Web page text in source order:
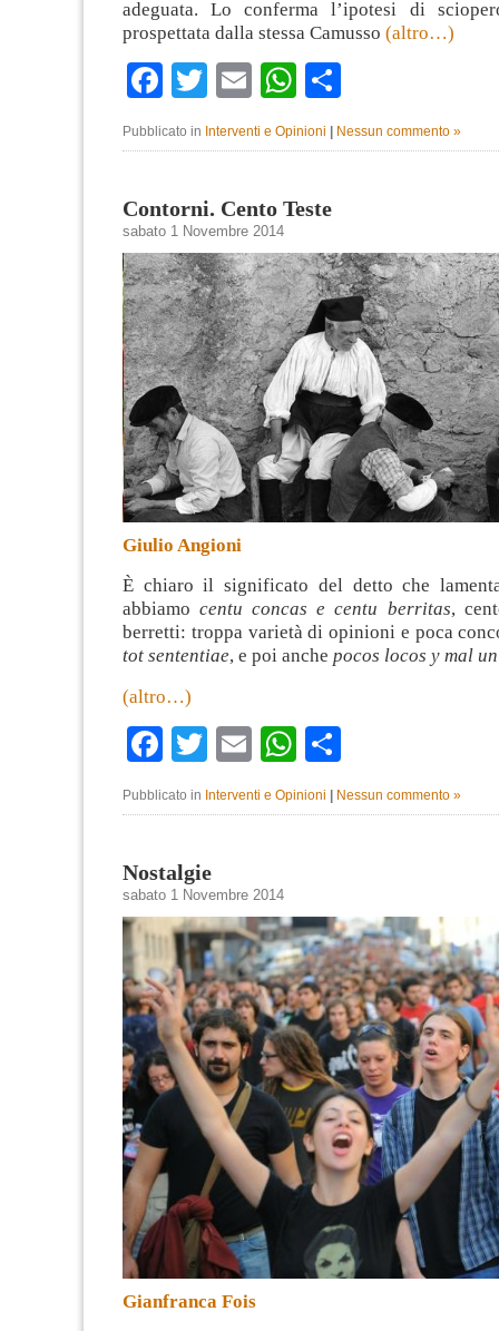
adeguata. Lo conferma l’ipotesi di
prospettata dalla stessa Camusso (altro…)
Facebook
TwitterEmailWhatsApp
Pubblicato in Interventi e Opinioni | Nessun commento »
Contorni. Cento Teste
sabato 1 Novembre 2014
Giulio Angioni
È chiaro il significato del detto che
abbiamocentu concas e centu berritas,
berretti: troppa varietà di opinioni e poca
tot sententiae, e poi anche pocos locos y mal
(altro…)
Facebook
TwitterEmailWhatsApp
Pubblicato in Interventi e Opinioni | Nessun commento »
Nostalgie
sabato 1 Novembre 2014
Gianfranca Fois